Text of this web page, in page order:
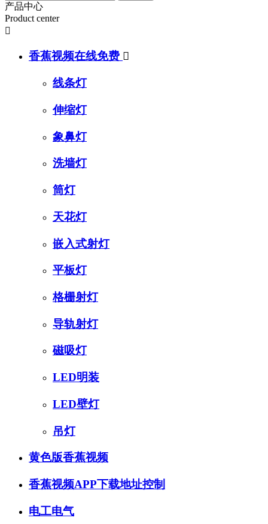
产品中心
Product center

香蕉视频在线免费 
线条灯
伸缩灯
象鼻灯
洗墙灯
筒灯
天花灯
嵌入式射灯
平板灯
格栅射灯
导轨射灯
磁吸灯
LED明装
LED壁灯
吊灯
黄色版香蕉视频
香蕉视频APP下载地址控制
电工电气